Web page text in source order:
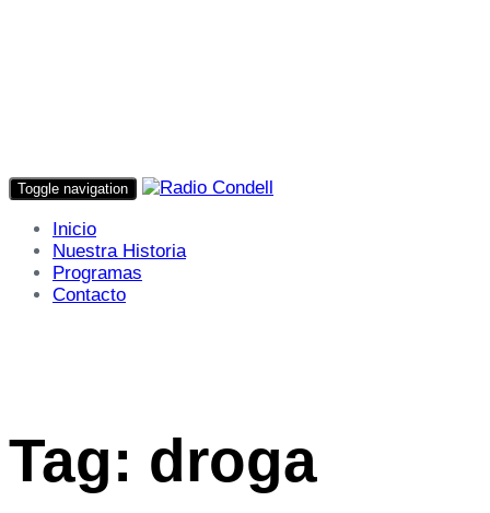
Toggle navigation
Inicio
Nuestra Historia
Programas
Contacto
Tag: droga